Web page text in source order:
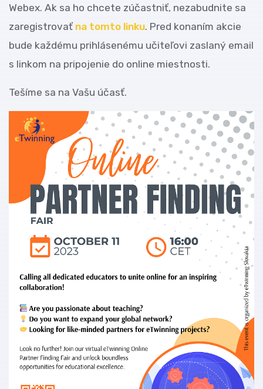
Webex. Ak sa ho chcete zúčastniť, nezabudnite sa
zaregistrovať na tomto linku. Pred konaním akcie
bude každému prihlásenému učiteľovi zaslaný email
s linkom na pripojenie do online miestnosti.
Tešíme sa na Vašu účasť.